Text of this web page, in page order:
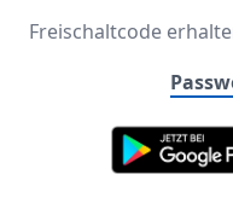
Freischaltcode